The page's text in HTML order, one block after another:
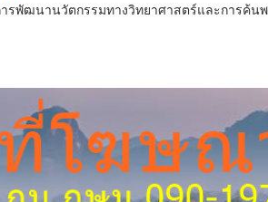
พัฒนานวัตกรรมทางวิทยาศาสตร์และการค้น